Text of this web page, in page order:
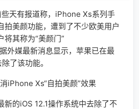
有报道称，iPhone Xs系列手
拍美颜功能，遭到了不少欧美用户
将其称为“美颜门”
外媒最新消息显示，苹果已在最
了该功能。
的iOS 12.1操作系统中去除了不